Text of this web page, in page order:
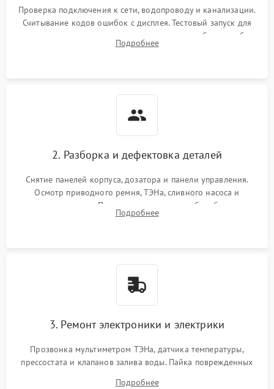
Проверка подключения к сети, водопроводу и канализации.
Считывание кодов ошибок с дисплея. Тестовый запуск для
выявления посторонних шумов, протечек или сбоев в работе
электронного модуля управления.
Подробнее
2. Разборка и дефектовка деталей
Снятие панелей корпуса, дозатора и панели управления.
Осмотр приводного ремня, ТЭНа, сливного насоса и
амортизаторов. Проверка подшипников барабана и
крестовины на износ, а манжеты люка на разрывы.
Подробнее
3. Ремонт электроники и электрики
Прозвонка мультиметром ТЭНа, датчика температуры,
прессостата и клапанов залива воды. Пайка поврежденных
Подробнее